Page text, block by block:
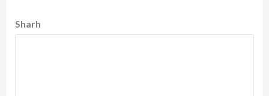
Sharh